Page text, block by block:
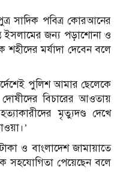
সাদিক পবিত্র কোরআনের
ইসলামের জন্য পড়াশোনা ও
মর্যাদা দেবেন বলে
পুলিশ আমার ছেলেকে
বিচারের আওতায়
মৃত্যুদণ্ড দেখে
ও বাংলাদেশ জামায়াতে
সহযোগিতা পেয়েছেন বলে